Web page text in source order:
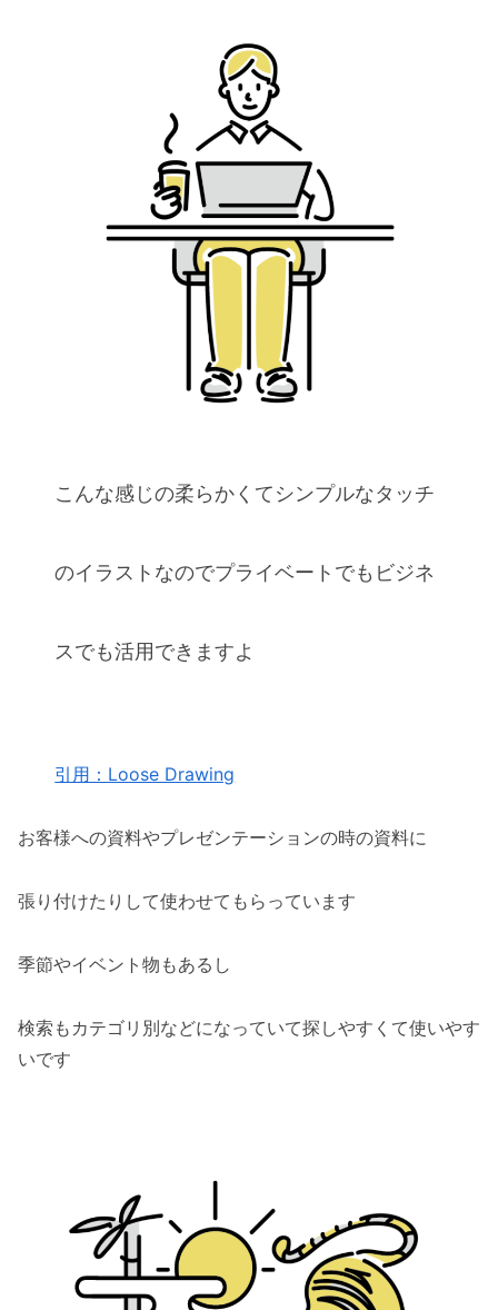
こんな感じの柔らかくてシンプルなタッチ
のイラストなのでプライベートでもビジネ
スでも活用できますよ
引用：Loose Drawing
お客様への資料やプレゼンテーションの時の資料に
張り付けたりして使わせてもらっています
季節やイベント物もあるし
検索もカテゴリ別などになっていて探しやすくて使いやす
いです